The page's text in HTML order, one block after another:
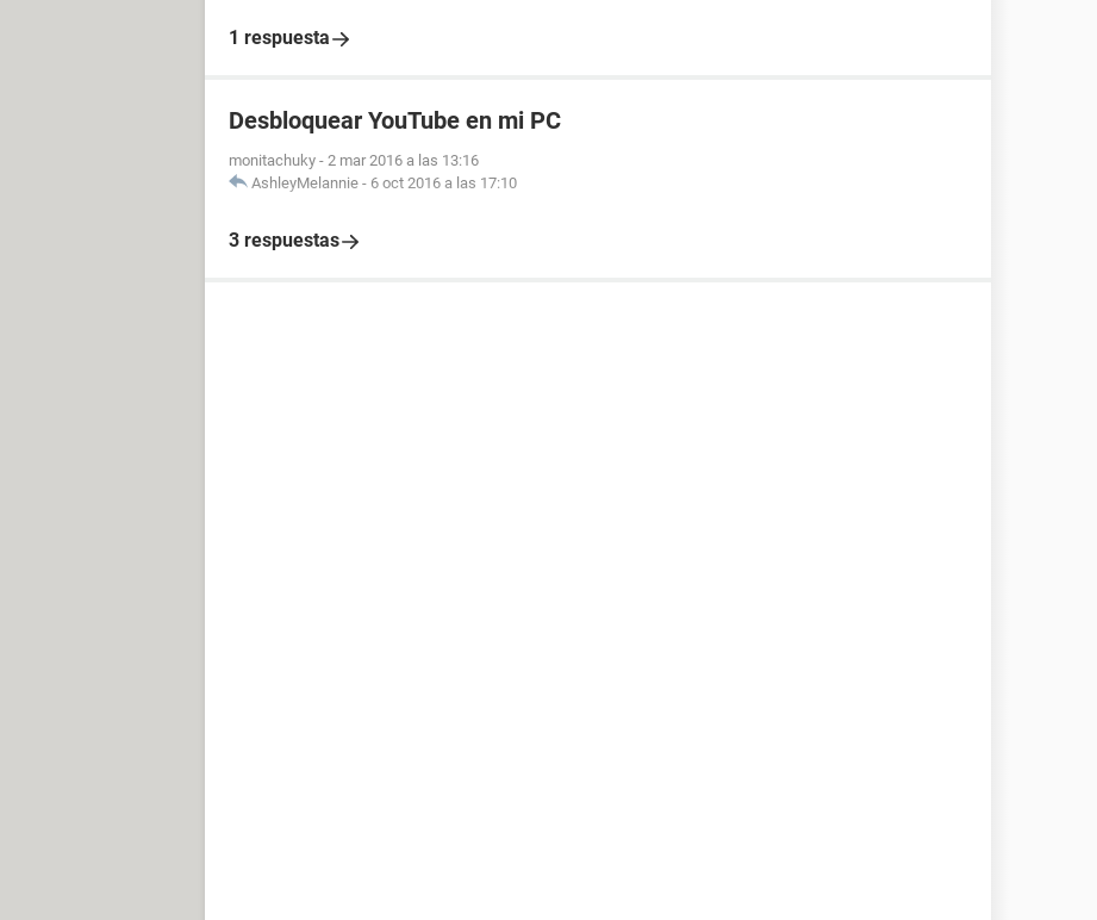
1 respuesta
Desbloquear YouTube en mi PC
monitachuky - 2 mar 2016 a las 13:16
AshleyMelannie - 6 oct 2016 a las 17:10
3 respuestas